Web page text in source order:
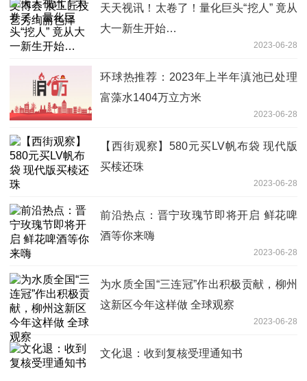
天天视讯！太卷了！量化巨头“挖人” 竟从
大一新生开始…
2023-06-28
环球热推荐：2023年上半年滇池已处理
富藻水1404万立方米
2023-06-28
【西街观察】580元买LV帆布袋 现代版
买椟还珠
2023-06-28
前沿热点：晋宁玫瑰节即将开启 鲜花啤
酒等你来嗨
2023-06-28
为水质全国“三连冠”作出积极贡献，柳州
这新区今年这样做 全球观察
2023-06-28
文化退：收到复核受理通知书